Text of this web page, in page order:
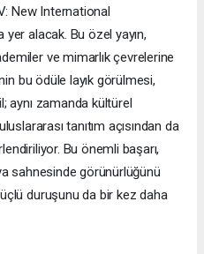
New International
alacak. Bu özel yayın,
ve mimarlık çevrelerine
bu ödüle layık görülmesi,
aynı zamanda kültürel
tanıtım açısından da
Bu önemli başarı,
sahnesinde görünürlüğünü
duruşunu da bir kez daha